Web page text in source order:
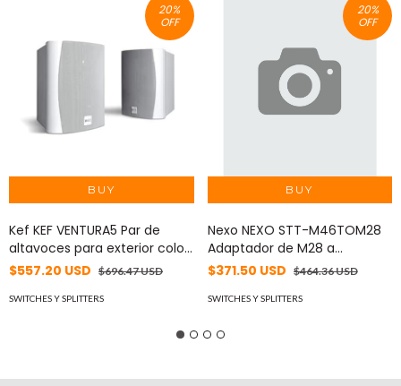
20%
OFF
Kef KEF VENTURA5 Par de
altavoces para exterior color
blanco MOD:
$557.20 USD $696.47 USD
SWITCHES Y SPLITTERS
20%
OFF
Nexo NEXO STT-M46TOM28
Adaptador de M28 a
BTBumper MOD: STT-
$371.50 USD $464.36 USD
SWITCHES Y SPLITTERS